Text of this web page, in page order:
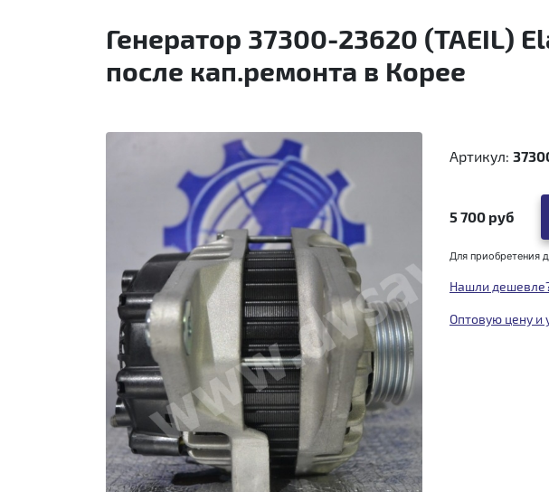
Генератор 37300-23620 (TAEIL)
после кап.ремонта в Корее
Артикул:
5 700 руб
Для приобретения
Нашли
Оптовую цену и